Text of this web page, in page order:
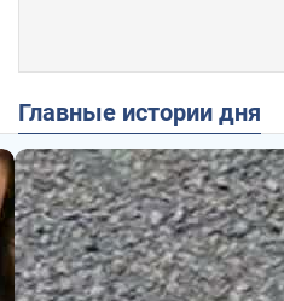
Главные истории дня